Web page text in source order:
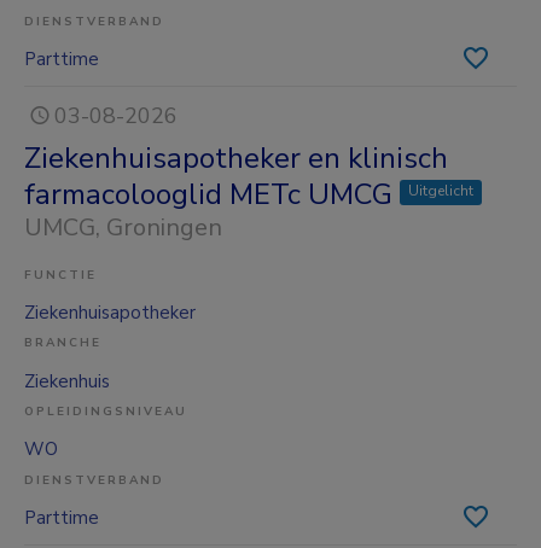
DIENSTVERBAND
Parttime
03-08-2026
Ziekenhuisapotheker en klinisch
farmacolooglid METc UMCG
Uitgelicht
UMCG, Groningen
FUNCTIE
Ziekenhuisapotheker
BRANCHE
Ziekenhuis
OPLEIDINGSNIVEAU
WO
DIENSTVERBAND
Parttime